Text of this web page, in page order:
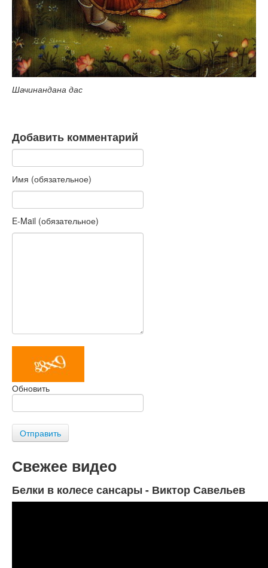
Шачинандана дас
Добавить комментарий
Имя (обязательное)
E-Mail (обязательное)
Обновить
Отправить
Свежее видео
Белки в колесе сансары - Виктор Савельев